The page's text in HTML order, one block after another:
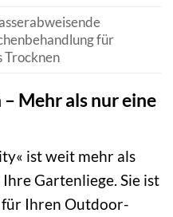
für
Trocknen
Mehr als nur eine
ist weit mehr als
Gartenliege. Sie ist
Ihren Outdoor-